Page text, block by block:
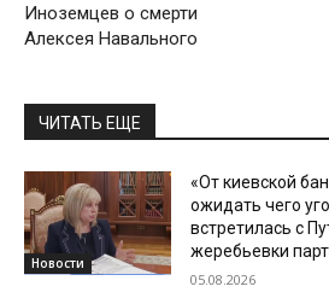
Иноземцев о смерти
Алексея Навального
ЧИТАТЬ ЕЩЕ
Новости
«От киевской
ожидать чего
встретилась с
жеребьевки
05.08.2026